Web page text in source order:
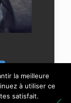
la meilleure
à utiliser ce
satisfait.